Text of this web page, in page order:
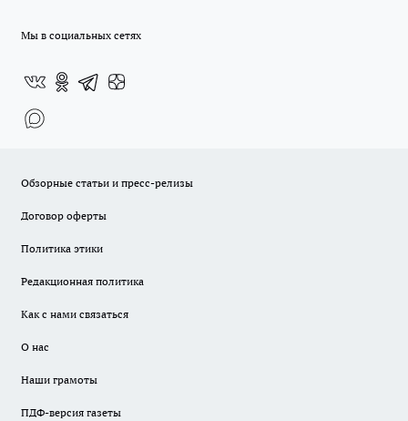
Мы в социальных сетях
Обзорные статьи и пресс-релизы
Договор оферты
Политика этики
Редакционная политика
Как с нами связаться
О нас
Наши грамоты
ПДФ-версия газеты